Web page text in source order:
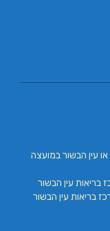
עין הבשור במועצה
בריאות עין הבשור
בריאות עין הבשור